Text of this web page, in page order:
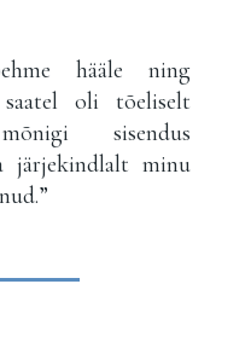
hääle ning
saatel oli tõeliselt
sisendus
järjekindlalt minu